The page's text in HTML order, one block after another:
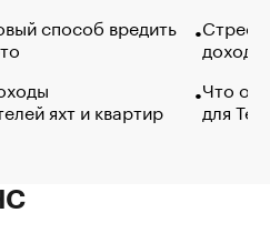
способ вредить
яхт и квартир
Что
для